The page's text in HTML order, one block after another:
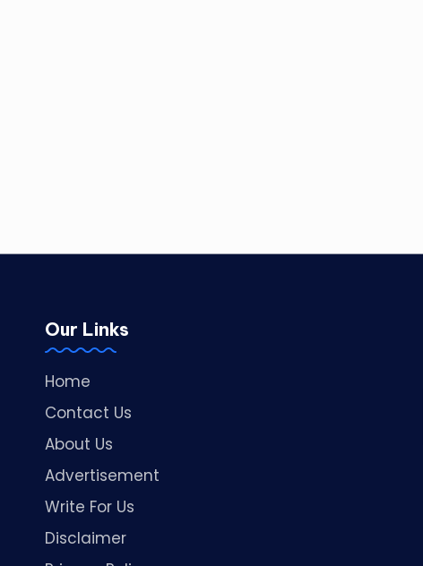
Our Links
Home
Contact Us
About Us
Advertisement
Write For Us
Disclaimer